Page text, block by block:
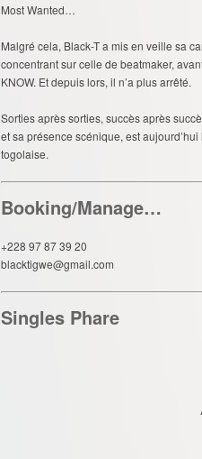
Most Wanted…
Malgré cela, Black-T a mis en veille sa
concentrant sur celle de beatmaker,
KNOW. Et depuis lors, il n’a plus arrêté.
Sorties après sorties, succès après
et sa présence scénique, est
togolaise.
Booking/Manage…
+228 97 87 39 20
blacktigwe@gmail.com
Singles Phare